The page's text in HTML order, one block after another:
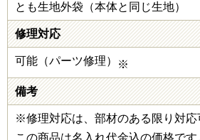
とも生地外袋（本体と同じ生地）
修理対応
可能（パーツ修理） ※
備考
※修理対応は、部材のある限り対応